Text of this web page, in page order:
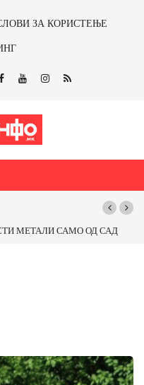
ЗА КОРИСТЕЊЕ
САМО ОД САД